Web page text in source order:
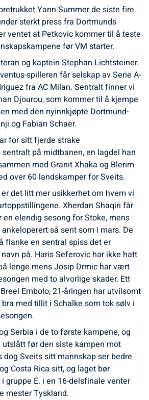
Yann Summer de siste fire
sterkt press fra Dortmunds
ventet at Petkovic kommer til å teste
før VM starter.
og kaptein Stephan Lichtsteiner.
spilleren får selskap av Serie A-
fra AC Milan. Sentralt finner vi
Djourou, som kommer til å kjempe
med den nyinnkjøpte Dortmund-
og Fabian Schaer.
for sitt fjerde strake
på midtbanen, en lagdel han
med Granit Xhaka og Blerim
over 60 landskamper for Sveits.
det litt mer usikkerhet om hvem vi
Xherdan Shaqiri får
elendig sesong for Stoke, mens
så sent som i mars. De
flanke en sentral spiss det er
på. Haris Seferovic har ikke hatt
lenge mens Josip Drmic har vært
med to alvorlige skader. Ett
Embolo, 21-åringen har utvilsomt
med tillit i Schalke som tok sølv i
Serbia i de to første kampene, og
før den siste kampen mot
dog Sveits sitt mannskap ser bedre
Costa Rica sitt, og laget bør
gruppe E. i en 16-delsfinale venter
mester Tyskland.